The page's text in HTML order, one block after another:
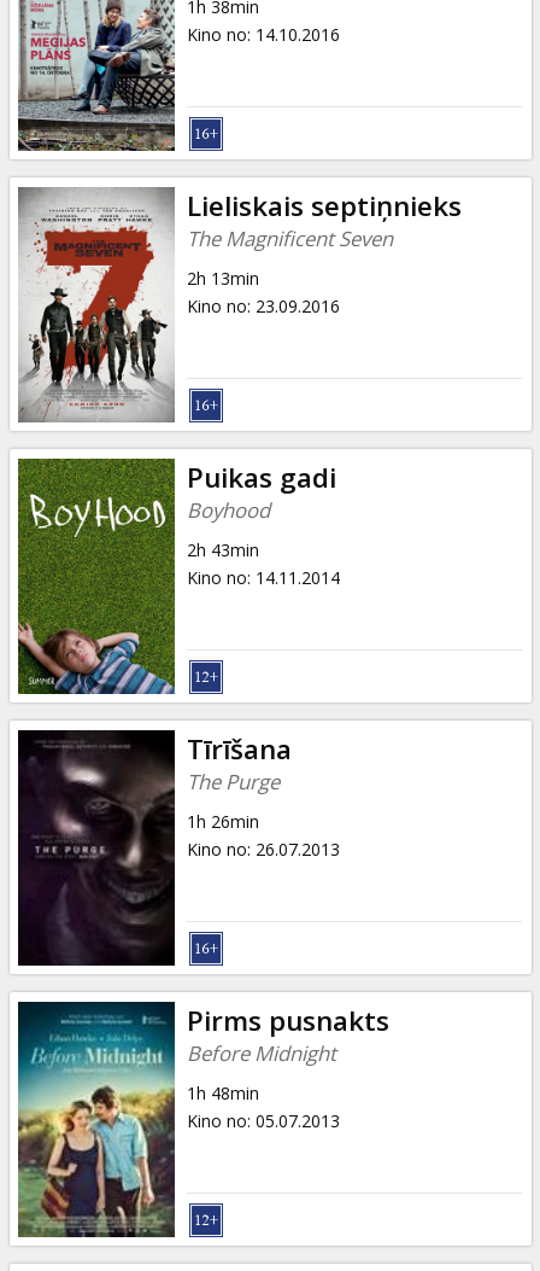
1h 38min
Kino no: 14.10.2016
Lieliskais septiņnieks
The Magnificent Seven
2h 13min
Kino no: 23.09.2016
Puikas gadi
Boyhood
2h 43min
Kino no: 14.11.2014
Tīrīšana
The Purge
1h 26min
Kino no: 26.07.2013
Pirms pusnakts
Before Midnight
1h 48min
Kino no: 05.07.2013